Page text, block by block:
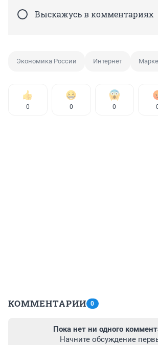
Выскажусь в комментариях
Экономика России Интернет
0 0 0
КОММЕНТАРИИ 0
Пока нет ни одного
Начните обсуждение